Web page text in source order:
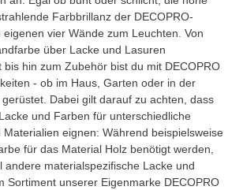
Farbbrillanz der DECOPRO-
vier Wände zum Leuchten. Von
über Lacke und Lasuren
bis hin zum Zubehör bist du mit DECOPRO
- ob im Haus, Garten oder in der
Dabei gilt darauf zu achten, dass
und Farben für unterschiedliche
Materialien eignen: Während beispielsweise
für das Material Holz benötigt werden,
andere materialspezifische Lacke und
Sortiment unserer Eigenmarke DECOPRO